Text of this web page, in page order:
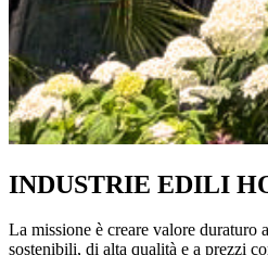
INDUSTRIE EDILI
La missione è creare valore duraturo
sostenibili, di alta qualità e a prezzi